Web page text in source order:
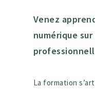
Venez
numérique
La formation